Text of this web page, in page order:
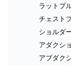
ラットプ
チェスト
ショルダ
アダクシ
アブダク